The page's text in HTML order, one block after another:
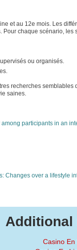
et au 12e mois. Les
chaque scénario,
ou organisés.
recherches
saines.
participants in an
Changes over a lifestyle
Additional
Casino